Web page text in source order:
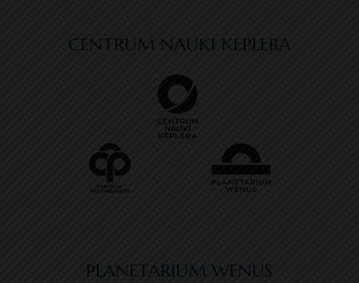
CENTRUM NAUKI KEPLERA
PLANETARIUM WENUS